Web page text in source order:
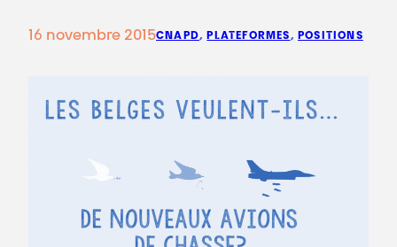
16 novembre 2015CNAPD, PLATEFORMES, POSITIONS